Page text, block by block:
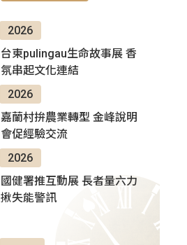
2026
台東pulingau生命故事展 香
氛串起文化連結
2026
嘉蘭村拚農業轉型 金峰說明
會促經驗交流
2026
國健署推互動展 長者量六力
揪失能警訊